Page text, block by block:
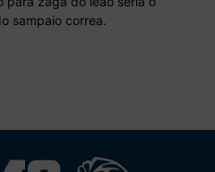
sampaio correa.